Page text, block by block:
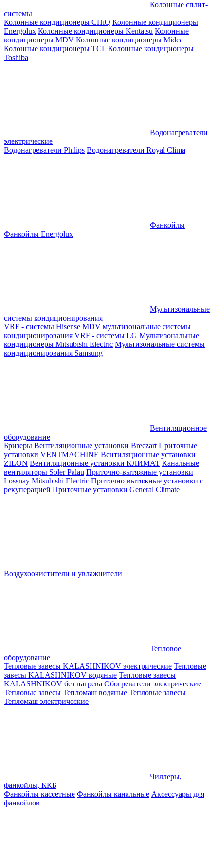
Колонные сплит-
системы
Колонные кондиционеры CHiQ Колонные кондиционеры
Energolux Колонные кондиционеры Kentatsu Колонные
кондиционеры MDV Колонные кондиционеры Midea
Колонные кондиционеры TCL Колонные кондиционеры
Toshiba
Водонагреватели
электрические
Водонагреватели Philips Водонагреватели Royal Clima
Фанкойлы
Фанкойлы Energolux
Мультизональные
системы кондиционирования
VRF - системы Hisense MDV мультизональные системы
кондиционирования VRF - системы LG Мультизональные
кондиционеры Mitsubishi Electric Мультизональные системы
кондиционирования Samsung
Вентиляционное
оборудование
Бризеры Вентиляционные установки Breezart Приточные
установки VENTMACHINE Вентиляционные установки
ZILON Вентиляционные установки КЛИМАТ Канальные
вентиляторы Soler Palau Приточно-вытяжные установки
Lossnay Mitsubishi Electric Приточно-вытяжные установки с
рекуперацией Приточные установки General Climate
Воздухоочистители и увлажнители
Тепловое
оборудование
Тепловые завесы KALASHNIKOV электрические Тепловые
завесы KALASHNIKOV водяные Тепловые завесы
KALASHNIKOV без нагрева Обогреватели электрические
Тепловые завесы Тепломаш водяные Тепловые завесы
Тепломаш электрические
Чиллеры,
фанкойлы, ККБ
Фанкойлы кассетные Фанкойлы канальные Аксессуары для
фанкойлов